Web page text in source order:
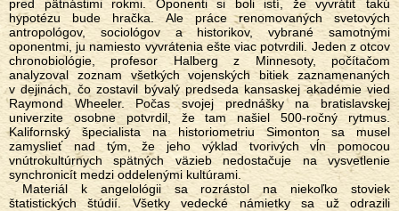
pred pätnástimi rokmi. Oponenti si boli istí, že vyvrátiť takú
hypotézu bude hračka. Ale práce renomovaných svetových
antropológov, sociológov a historikov, vybrané samotnými
oponentmi, ju namiesto vyvrátenia ešte viac potvrdili. Jeden z otcov
chronobiológie, profesor Halberg z Minnesoty, počítačom
analyzoval zoznam všetkých vojenských bitiek zaznamenaných
v dejinách, čo zostavil bývalý predseda kansaskej akadémie vied
Raymond Wheeler. Počas svojej prednášky na bratislavskej
univerzite osobne potvrdil, že tam našiel 500-ročný rytmus.
Kalifornský špecialista na historiometriu Simonton sa musel
zamyslieť nad tým, že jeho výklad tvorivých vĺn pomocou
vnútrokultúrnych spätných väzieb nedostačuje na vysvetlenie
synchronicít medzi oddelenými kultúrami.
Materiál k angelológii sa rozrástol na niekoľko stoviek
štatistických štúdií. Všetky vedecké námietky sa už odrazili